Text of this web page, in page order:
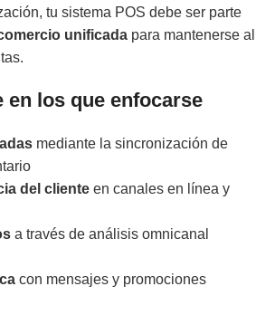
tu sistema POS debe ser parte
unificada para mantenerse al
en los que enfocarse
mediante la sincronización de
del cliente en canales en línea y
a través de análisis omnicanal
con mensajes y promociones